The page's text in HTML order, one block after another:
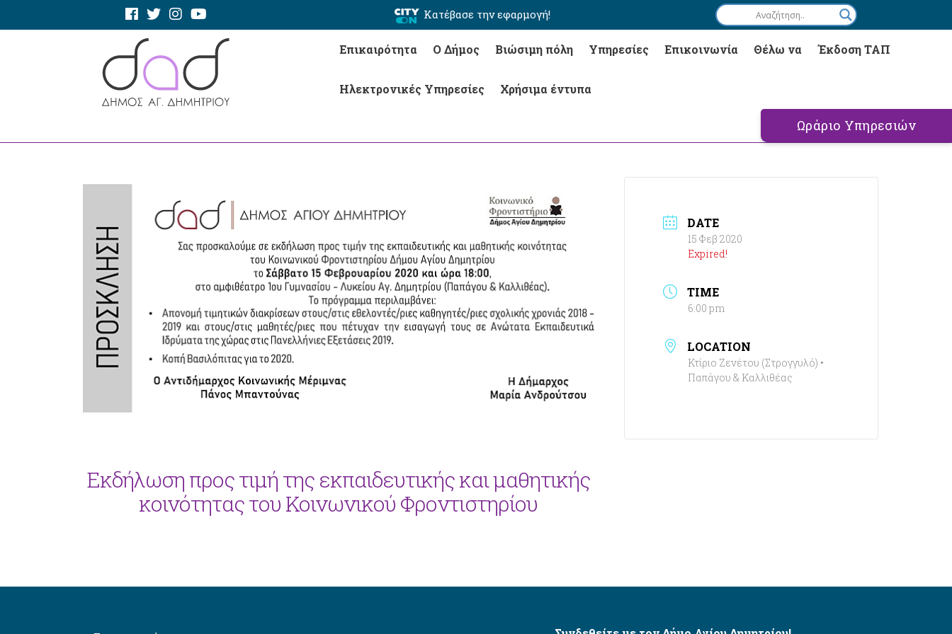
Κατέβασε την εφαρμογή!
Επικαιρότητα Ο Δήμος Βιώσιμη πόλη Υπηρεσίες Επικοινωνία Θέλω να Έκδοση ΤΑΠ
Ηλεκτρονικές Υπηρεσίες Χρήσιμα έντυπα
Ωράριο Υπηρεσιών
Εκδήλωση προς τιμή της εκπαιδευτικής και μαθητικής
κοινότητας του Κοινωνικού Φροντιστηρίου
DATE
15 Φεβ 2020
Expired!
TIME
6:00 pm
LOCATION
Κτίριο Ζενέτου (Στρογγυλό) •
Παπάγου & Καλλιθέας